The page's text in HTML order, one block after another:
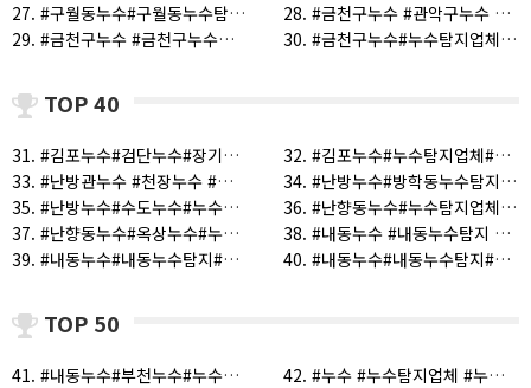
27. #구월동누수#구월동누수탐지#누수#누수탐지#배관누수 (1)
28. #금천구누수 #관악구누수 #누수#누수비용 (1)
29. #금천구누수 #금천구누수탐지업체#금천구누수탐지#금천구누수공사 (1)
30. #금천구누수#누수탐지업체#화장실천장누수#배관누수#누수공사업체#누수전문업체#상가누수#옥상누수 (1)
TOP 40
31. #김포누수#검단누수#장기동누수#검안누수#인천누수#누수탐지업체#누수탐지#회장실누수#유가누수#화장실천장누수 (1)
32. #김포누수#누수탐지업체#누수전문업체#누수공사#난방누수#누수#수도누수#계량기누수 (1)
33. #난방관누수 #천장누수 #안산누수 #시흥누수#광명누수 (1)
34. #난방누수#방학동누수탐지 #우이동누수탐지#쌍문동누수탐지#도봉구누수탐지#누수탐지#누수탐지업체#누수전문 (1)
35. #난방누수#수도누수#누수탐지#누수탐지업체 (1)
36. #난향동누수#누수탐지업체#화장실천장누수#배관누수#누수공사업체#누수전문업체#상가누수#옥상누수 (1)
37. #난향동누수#옥상누수#누수탐지업체#화장실천장누수#배관누수#누수공사업체#누수전문업체#상가누수 (1)
38. #내동누수 #내동누수탐지 #누수탐지 #누수탐지비용 (1)
39. #내동누수#내동누수탐지#내동누수공사#내동누수전문 (1)
40. #내동누수#내동누수탐지#부천누수#부천누수탐지 (1)
TOP 50
41. #내동누수#부천누수#누수탐지#고강동누수#도당동누수#약대동누수#중동누수#상동누수 (1)
42. #누수 #누수탐지업체 #누수탐지#시흥누수#누수공사#누수전문#화장실누수 (1)